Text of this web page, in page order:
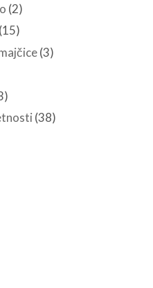
(2)
(15)
(3)
(38)